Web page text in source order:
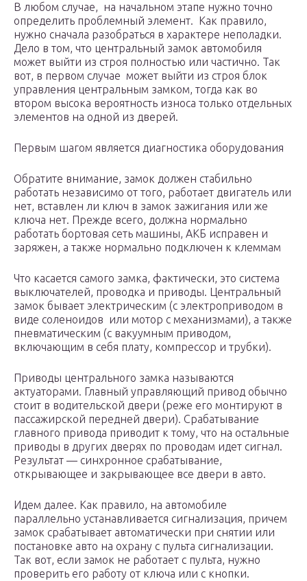
В любом случае, на начальном этапе нужно точно
определить проблемный элемент. Как правило,
нужно сначала разобраться в характере неполадки.
Дело в том, что центральный замок автомобиля
может выйти из строя полностью или частично. Так
вот, в первом случае может выйти из строя блок
управления центральным замком, тогда как во
втором высока вероятность износа только отдельных
элементов на одной из дверей.
Первым шагом является диагностика оборудования
Обратите внимание, замок должен стабильно
работать независимо от того, работает двигатель или
нет, вставлен ли ключ в замок зажигания или же
ключа нет. Прежде всего, должна нормально
работать бортовая сеть машины, АКБ исправен и
заряжен, а также нормально подключен к клеммам
Что касается самого замка, фактически, это система
выключателей, проводка и приводы. Центральный
замок бывает электрическим (с электроприводом в
виде соленоидов или мотор с механизмами), а также
пневматическим (с вакуумным приводом,
включающим в себя плату, компрессор и трубки).
Приводы центрального замка называются
актуаторами. Главный управляющий привод обычно
стоит в водительской двери (реже его монтируют в
пассажирской передней двери). Срабатывание
главного привода приводит к тому, что на остальные
приводы в других дверях по проводам идет сигнал.
Результат — синхронное срабатывание,
открывающее и закрывающее все двери в авто.
Идем далее. Как правило, на автомобиле
параллельно устанавливается сигнализация, причем
замок срабатывает автоматически при снятии или
постановке авто на охрану с пульта сигнализации.
Так вот, если замок не работает с пульта, нужно
проверить его работу от ключа или с кнопки.